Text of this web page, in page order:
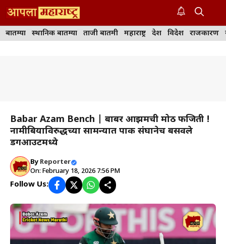
content
बातम्या स्थानिक बातम्या ताजी बातमी महाराष्ट्र देश विदेश राजकारण
Babar Azam Bench | बाबर आझमची मोठी फजिती !
नामीबियाविरुद्धच्या सामन्यात पाक संघानेच बसवले
डगआउटमध्ये
By Reporter
On: February 18, 2026 7:56 PM
Follow Us: